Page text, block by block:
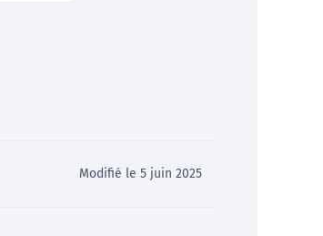
Modifié le 5 juin 2025